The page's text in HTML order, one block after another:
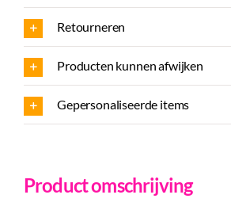
Product omschrijving
Retourneren
Producten kunnen afwijken
Gepersonaliseerde items